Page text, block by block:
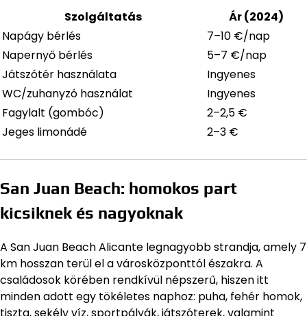
Szolgáltatás
Ár (2024)
Napágy bérlés
7–10 €/nap
Napernyő bérlés
5–7 €/nap
Játszótér használata
Ingyenes
WC/zuhanyzó használat
Ingyenes
Fagylalt (gombóc)
2–2,5 €
Jeges limonádé
2–3 €
San Juan Beach: homokos part
kicsiknek és nagyoknak
A San Juan Beach Alicante legnagyobb strandja, amely 7
km hosszan terül el a városközponttól északra. A
családosok körében rendkívül népszerű, hiszen itt
minden adott egy tökéletes naphoz: puha, fehér homok,